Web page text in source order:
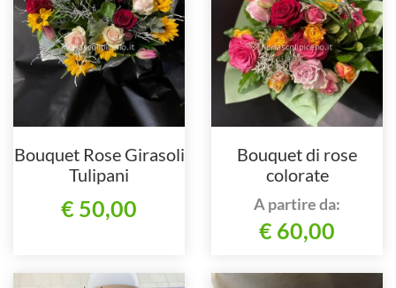
Bouquet Rose Girasoli
Tulipani
€ 50,00
Bouquet di rose
colorate
A partire da:
€ 60,00